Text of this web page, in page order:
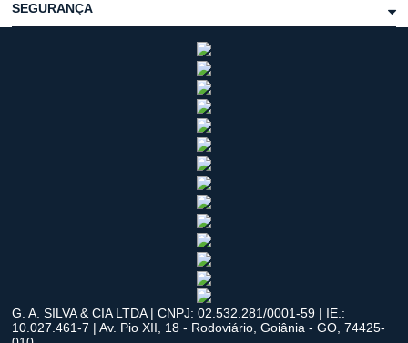
SEGURANÇA
G. A. SILVA & CIA LTDA | CNPJ: 02.532.281/0001-59 | IE.:
10.027.461-7 | Av. Pio XII, 18 - Rodoviário, Goiânia - GO, 74425-